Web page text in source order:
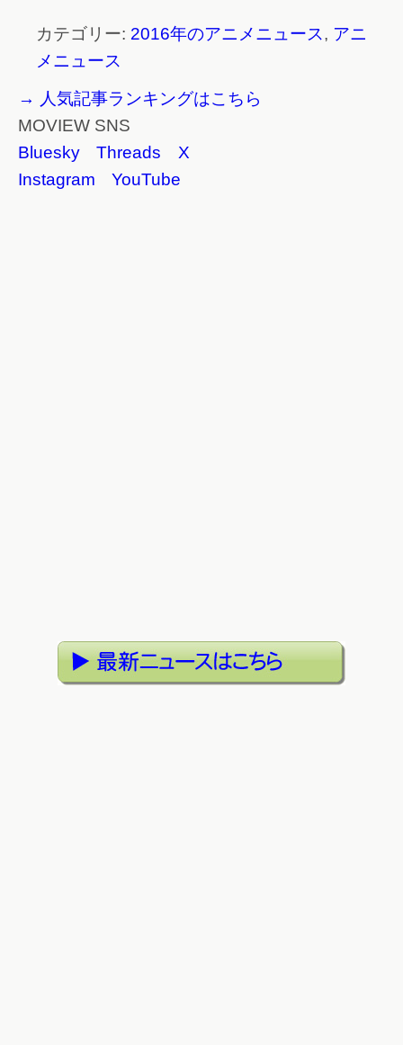
カテゴリー: 2016年のアニメニュース, アニ
メニュース
→ 人気記事ランキングはこちら
MOVIEW SNS
Bluesky
Threads
X
Instagram
YouTube